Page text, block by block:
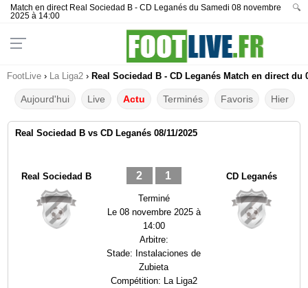
Match en direct Real Sociedad B - CD Leganés du Samedi 08 novembre
2025 à 14:00
🔍
FootLive › La Liga2 › Real Sociedad B - CD Leganés Match en direct du
Aujourd'hui Live Actu Terminés Favoris Hier
Real Sociedad B vs CD Leganés 08/11/2025
Real Sociedad B 2 1
Terminé
Le 08 novembre 2025 à
14:00
Arbitre:
Stade: Instalaciones de
Zubieta
Compétition: La Liga2
CD Leganés